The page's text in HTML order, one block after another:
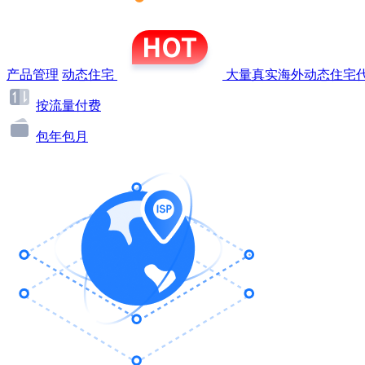
产品管理 动态住宅 大量真实海外动态住宅
按流量付费
包年包月